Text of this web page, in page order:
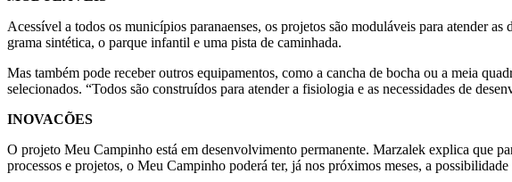
Acessível a todos os municípios paranaenses, os projetos são moduláveis para atender
grama sintética, o parque infantil e uma pista de caminhada.
Mas também pode receber outros equipamentos, como a cancha de bocha ou a meia
selecionados. “Todos são construídos para atender a fisiologia e as necessidades de
INOVACÕES
O projeto Meu Campinho está em desenvolvimento permanente. Marzalek explica que
processos e projetos, o Meu Campinho poderá ter, já nos próximos meses, a